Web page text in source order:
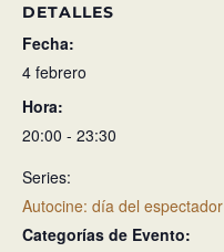
DETALLES
Fecha:
4 febrero
Hora:
20:00 - 23:30
Series:
Autocine: día del espectador
Categorías de Evento: